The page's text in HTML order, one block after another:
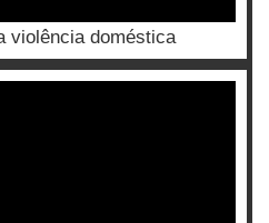
violência doméstica